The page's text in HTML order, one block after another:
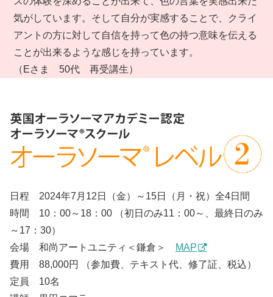
気がしています。そして自分が実感することで、クライ
アントの方に対して自信を持って色の持つ意味を伝える
ことが出来るような感じを持っています。
（Eさま 50代 再受講生）
日程 2024年7月12日（金）～15日（月・祝）全4日間
時間 10：00～18：00 （初日のみ11：00～、最終日のみ
～17：30）
会場 和尚アートユニティ＜鎌倉＞
MAP
費用 88,000円 （参加費、テキスト代、修了証、税込）
定員 10名